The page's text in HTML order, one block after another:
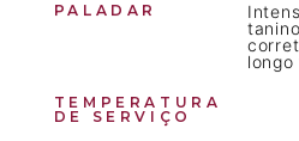
PALADAR
longo
TEMPERATURA
DE SERVIÇO